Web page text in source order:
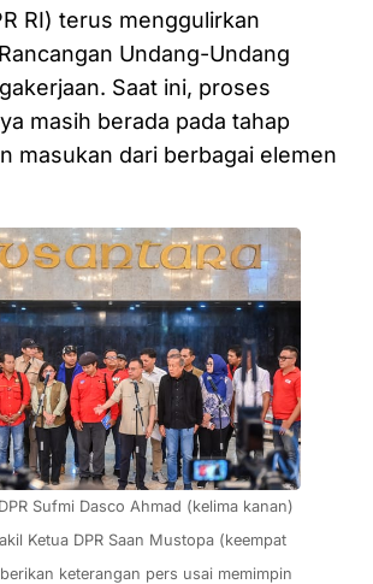
RI) terus menggulirkan
Undang-Undang
Saat ini, proses
masih berada pada tahap
masukan dari berbagai elemen
Sufmi Dasco Ahmad (kelima kanan)
Ketua DPR Saan Mustopa (keempat
keterangan pers usai memimpin